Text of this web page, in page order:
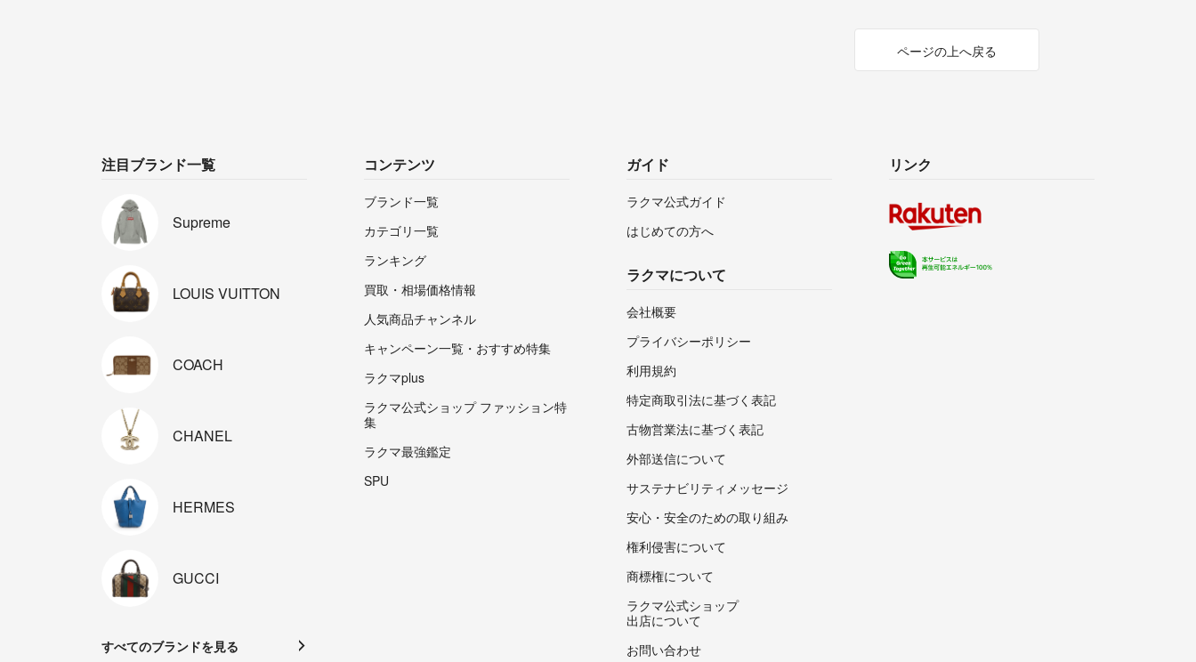
ページの上へ戻る
注目ブランド一覧
Supreme
LOUIS VUITTON
COACH
CHANEL
HERMES
GUCCI
すべてのブランドを見る
コンテンツ
ブランド一覧
カテゴリ一覧
ランキング
買取・相場価格情報
人気商品チャンネル
キャンペーン一覧・おすすめ特集
ラクマplus
ラクマ公式ショップ ファッション特
集
ラクマ最強鑑定
SPU
ガイド
ラクマ公式ガイド
はじめての方へ
ラクマについて
会社概要
プライバシーポリシー
利用規約
特定商取引法に基づく表記
古物営業法に基づく表記
外部送信について
サステナビリティメッセージ
安心・安全のための取り組み
権利侵害について
商標権について
ラクマ公式ショップ
出店について
お問い合わせ
リンク